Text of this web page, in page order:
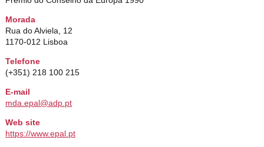
Morada
Rua do Alviela, 12
1170-012 Lisboa
Telefone
(+351) 218 100 215
E-mail
mda.epal@adp.pt
Web site
https://www.epal.pt